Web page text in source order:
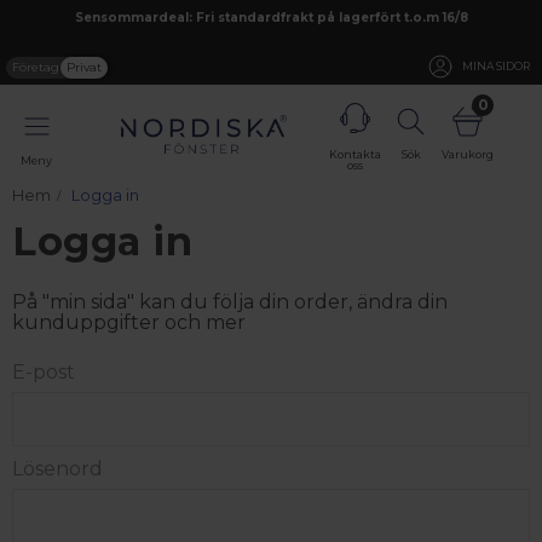
Sensommardeal: Fri standardfrakt på lagerfört t.o.m 16/8
Företag Privat MINA SIDOR
Meny
Kontakta
oss
Sök
0
Varukorg
Hem Logga in
Logga in
På "min sida" kan du följa din order, ändra din
kunduppgifter och mer
E-post
Lösenord